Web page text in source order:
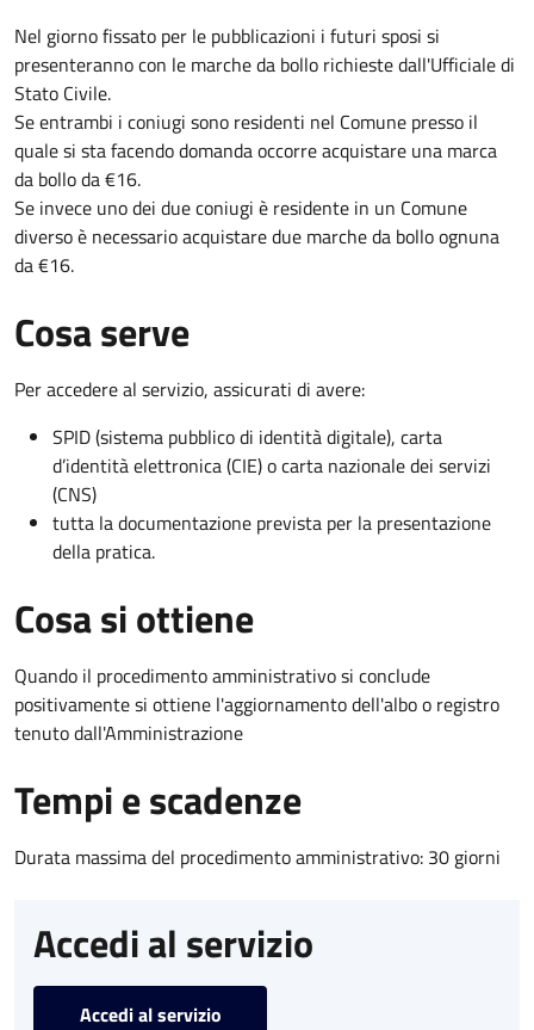
Nel giorno fissato per le pubblicazioni i futuri sposi si
presenteranno con le marche da bollo richieste dall'Ufficiale di
Stato Civile.
Se entrambi i coniugi sono residenti nel Comune presso il
quale si sta facendo domanda occorre acquistare una marca
da bollo da €16.
Se invece uno dei due coniugi è residente in un Comune
diverso è necessario acquistare due marche da bollo ognuna
da €16.
Cosa serve
Per accedere al servizio, assicurati di avere:
SPID (sistema pubblico di identità digitale), carta
d’identità elettronica (CIE) o carta nazionale dei servizi
(CNS)
tutta la documentazione prevista per la presentazione
della pratica.
Cosa si ottiene
Quando il procedimento amministrativo si conclude
positivamente si ottiene l'aggiornamento dell'albo o registro
tenuto dall'Amministrazione
Tempi e scadenze
Durata massima del procedimento amministrativo: 30 giorni
Accedi al servizio
Accedi al servizio